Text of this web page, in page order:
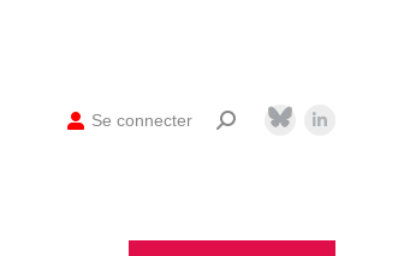
Se connecter